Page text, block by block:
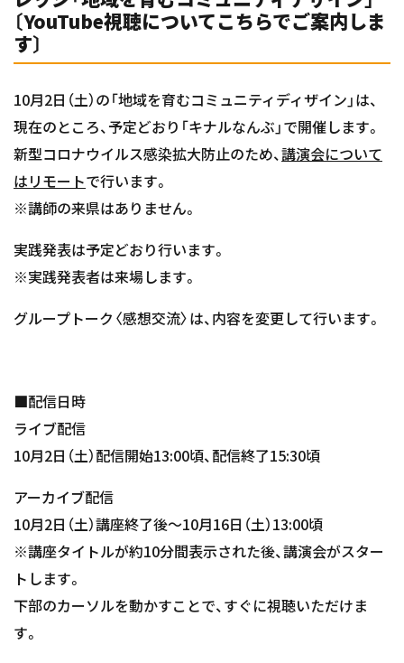
〔YouTube視聴についてこちらでご案内しま
す〕
10月2日（土）の「地域を育むコミュニティディザイン」は、
現在のところ、予定どおり「キナルなんぶ」で開催します。
新型コロナウイルス感染拡大防止のため、講演会について
はリモートで行います。
※講師の来県はありません。
実践発表は予定どおり行います。
※実践発表者は来場します。
グループトーク〈感想交流〉は、内容を変更して行います。
■配信日時
ライブ配信
10月2日（土）配信開始13:00頃、配信終了15:30頃
アーカイブ配信
10月2日（土）講座終了後～10月16日（土）13:00頃
※講座タイトルが約10分間表示された後、講演会がスター
トします。
下部のカーソルを動かすことで、すぐに視聴いただけま
す。